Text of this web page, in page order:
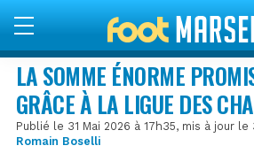
LA SOMME ÉNORME
GRÂCE À LA LIGUE DES
Publié le 31 Mai 2026 à 17h35, mis à jour le
Romain Boselli